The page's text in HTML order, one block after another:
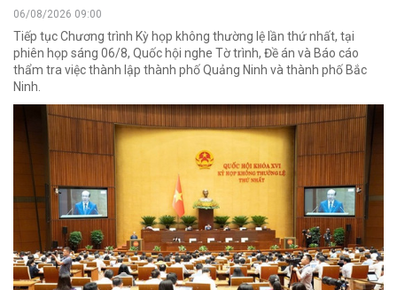
06/08/2026 09:00
Tiếp tục Chương trình Kỳ họp không thường lệ lần thứ nhất, tại
phiên họp sáng 06/8, Quốc hội nghe Tờ trình, Đề án và Báo cáo
thẩm tra việc thành lập thành phố Quảng Ninh và thành phố Bắc
Ninh.